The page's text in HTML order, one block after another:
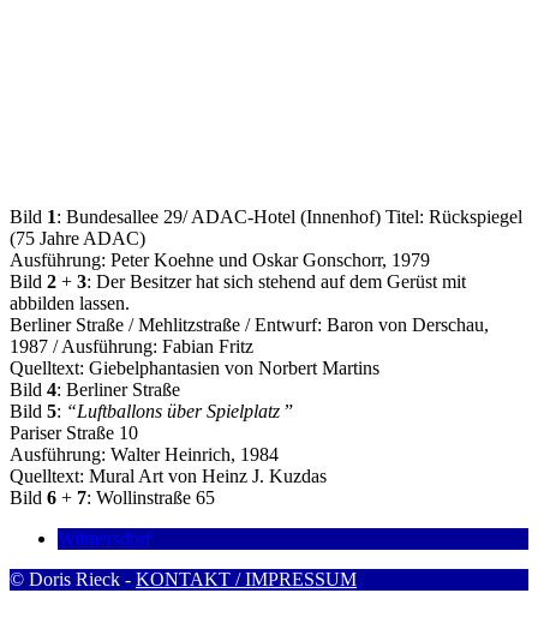
Bild 1: Bundesallee 29/ ADAC-Hotel (Innenhof) Titel: Rückspiegel
(75 Jahre ADAC)
Ausführung: Peter Koehne und Oskar Gonschorr, 1979
Bild 2 + 3: Der Besitzer hat sich stehend auf dem Gerüst mit
abbilden lassen.
Berliner Straße / Mehlitzstraße / Entwurf: Baron von Derschau,
1987 / Ausführung: Fabian Fritz
Quelltext: Giebelphantasien von Norbert Martins
Bild 4: Berliner Straße
Bild 5: “Luftballons über Spielplatz ”
Pariser Straße 10
Ausführung: Walter Heinrich, 1984
Quelltext: Mural Art von Heinz J. Kuzdas
Bild 6 + 7: Wollinstraße 65
Wilmersdorf
© Doris Rieck - KONTAKT / IMPRESSUM